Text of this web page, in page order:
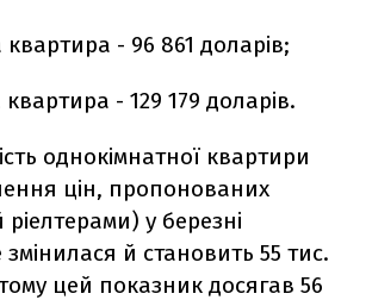
- 96 861 доларів;
- 129 179 доларів.
однокімнатної квартири
цін, пропонованих
у березні
й становить 55 тис.
цей показник досягав 56